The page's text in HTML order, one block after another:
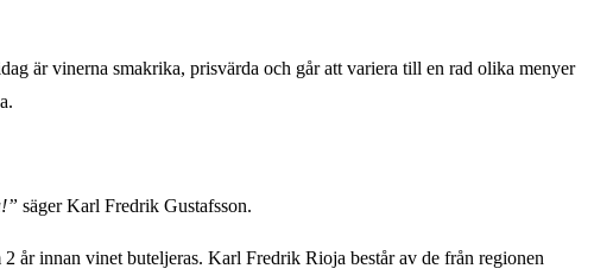
är vinerna smakrika, prisvärda och går att variera till en rad olika menyer
säger Karl Fredrik Gustafsson.
år innan vinet buteljeras. Karl Fredrik Rioja består av de från regionen